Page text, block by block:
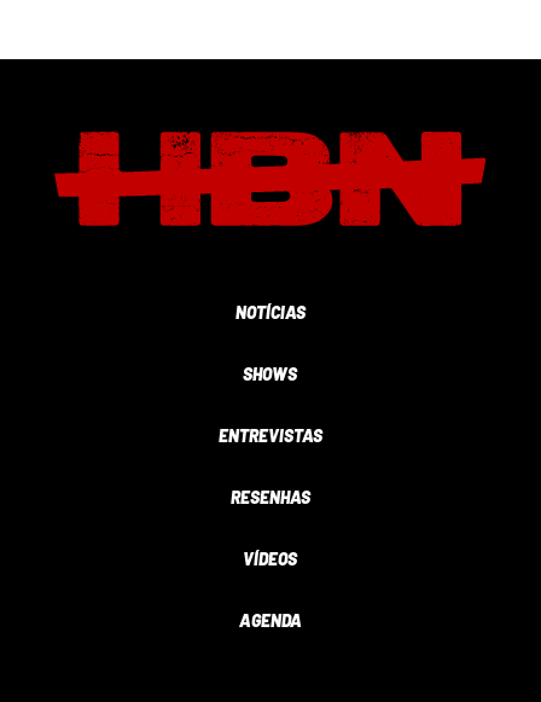
NOTÍCIAS
SHOWS
ENTREVISTAS
RESENHAS
VÍDEOS
AGENDA